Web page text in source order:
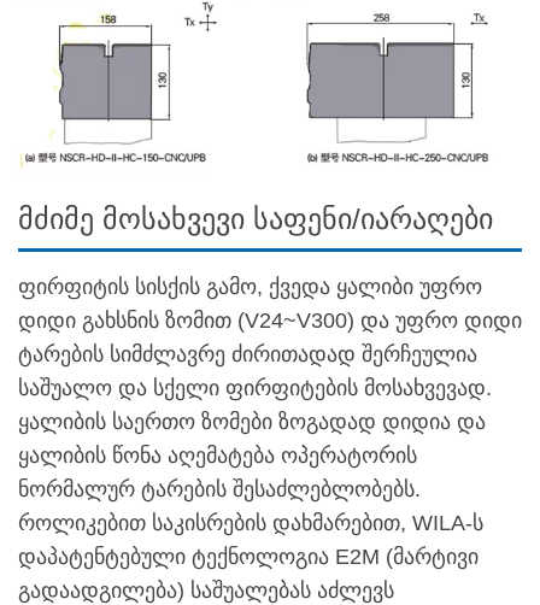
მძიმე მოსახვევი საფენი/იარაღები
ფირფიტის სისქის გამო, ქვედა ყალიბი უფრო
დიდი გახსნის ზომით (V24~V300) და უფრო დიდი
ტარების სიმძლავრე ძირითადად შერჩეულია
საშუალო და სქელი ფირფიტების მოსახვევად.
ყალიბის საერთო ზომები ზოგადად დიდია და
ყალიბის წონა აღემატება ოპერატორის
ნორმალურ ტარების შესაძლებლობებს.
როლიკებით საკისრების დახმარებით, WILA-ს
დაპატენტებული ტექნოლოგია E2M (მარტივი
გადაადგილება) საშუალებას აძლევს